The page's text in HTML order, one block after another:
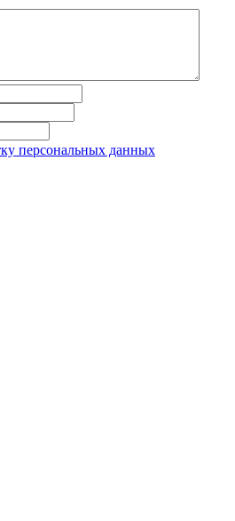
персональных данных